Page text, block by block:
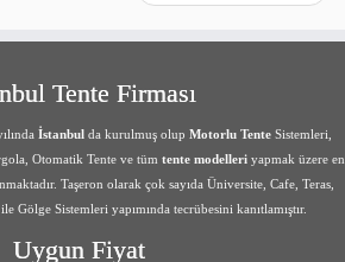
Tente Firması
İstanbul da kurulmuş olup Motorlu Tente Sistemleri,
Otomatik Tente ve tüm tente modelleri yapmak üzere en
Taşeron olarak çok sayıda Üniversite, Cafe, Teras,
Gölge Sistemleri yapımında tecrübesini kanıtlamıştır.
Uygun Fiyat